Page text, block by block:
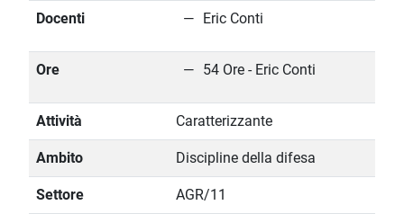
Docenti Eric Conti
Ore 54 Ore - Eric Conti
Attività Caratterizzante
Ambito Discipline della difesa
Settore AGR/11